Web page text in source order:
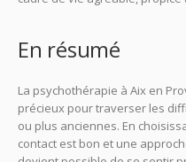
En résumé
La psychothérapie à Aix en
précieux pour traverser les
ou plus anciennes. En
contact est bon et une